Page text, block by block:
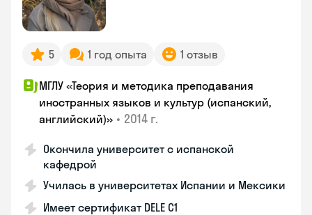
5 1 год опыта 1 отзыв
МГЛУ «Теория и методика преподавания
иностранных языков и культур (испанский,
английский)» • 2014 г.
Окончила университет с испанской
кафедрой
Училась в университетах Испании и Мексики
Имеет сертификат DELE C1